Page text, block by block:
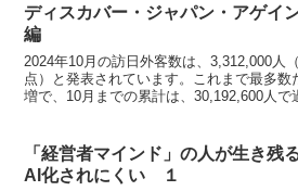
ディスカバー・ジャパン・アゲイ
編
2024年10月の訪日外客数は、3,312,000人
点）と発表されています。これまで最多数
増で、10月までの累計は、30,192,600人で
「経営者マインド」の人が生き残
AI化されにくい １